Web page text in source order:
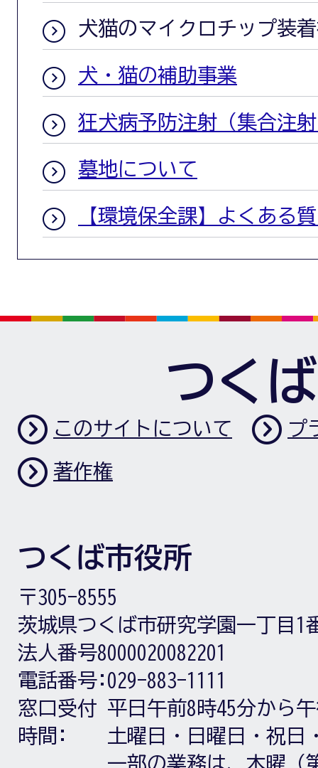
犬猫のマイクロチップ装
犬・猫の補助事業
狂犬病予防注射（集合注
墓地について
【環境保全課】よくある
つく
このサイトについて プ
著作権
つくば市役所
〒305-8555
茨城県つくば市研究学園一丁目1
法人番号8000020082201
電話番号: 029-883-1111
窓口受付
時間:
平日午前8時45分から
土曜日・日曜日・祝日
一部の業務は、木曜（